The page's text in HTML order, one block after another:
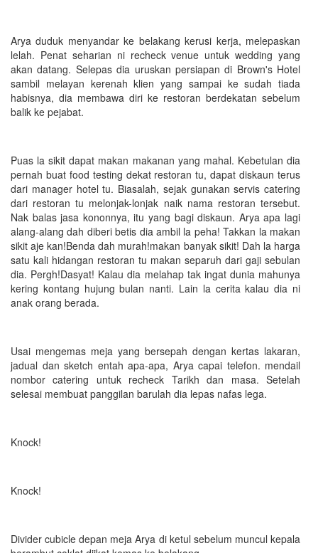
Arya duduk menyandar ke belakang kerusi kerja, melepaskan
lelah. Penat seharian ni recheck venue untuk wedding yang
akan datang. Selepas dia uruskan persiapan di Brown's Hotel
sambil melayan kerenah klien yang sampai ke sudah tiada
habisnya, dia membawa diri ke restoran berdekatan sebelum
balik ke pejabat.
Puas la sikit dapat makan makanan yang mahal. Kebetulan dia
pernah buat food testing dekat restoran tu, dapat diskaun terus
dari manager hotel tu. Biasalah, sejak gunakan servis catering
dari restoran tu melonjak-lonjak naik nama restoran tersebut.
Nak balas jasa kononnya, itu yang bagi diskaun. Arya apa lagi
alang-alang dah diberi betis dia ambil la peha! Takkan la makan
sikit aje kan!Benda dah murah!makan banyak sikit! Dah la harga
satu kali hidangan restoran tu makan separuh dari gaji sebulan
dia. Pergh!Dasyat! Kalau dia melahap tak ingat dunia mahunya
kering kontang hujung bulan nanti. Lain la cerita kalau dia ni
anak orang berada.
Usai mengemas meja yang bersepah dengan kertas lakaran,
jadual dan sketch entah apa-apa, Arya capai telefon. mendail
nombor catering untuk recheck Tarikh dan masa. Setelah
selesai membuat panggilan barulah dia lepas nafas lega.
Knock!
Knock!
Divider cubicle depan meja Arya di ketul sebelum muncul kepala